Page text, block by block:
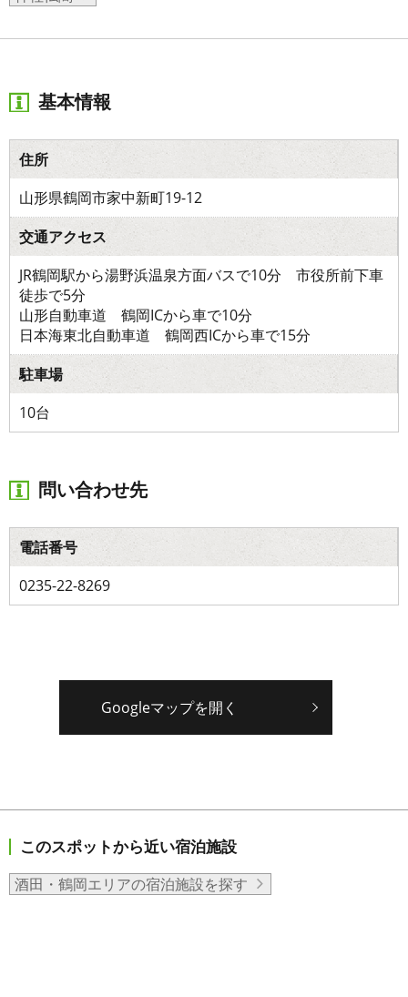
基本情報
住所
山形県鶴岡市家中新町19-12
交通アクセス
JR鶴岡駅から湯野浜温泉方面バスで10分 市役所前下車
徒歩で5分
山形自動車道 鶴岡ICから車で10分
日本海東北自動車道 鶴岡西ICから車で15分
駐車場
10台
問い合わせ先
電話番号
0235-22-8269
Googleマップを開く
このスポットから近い宿泊施設
酒田・鶴岡エリアの宿泊施設を探す